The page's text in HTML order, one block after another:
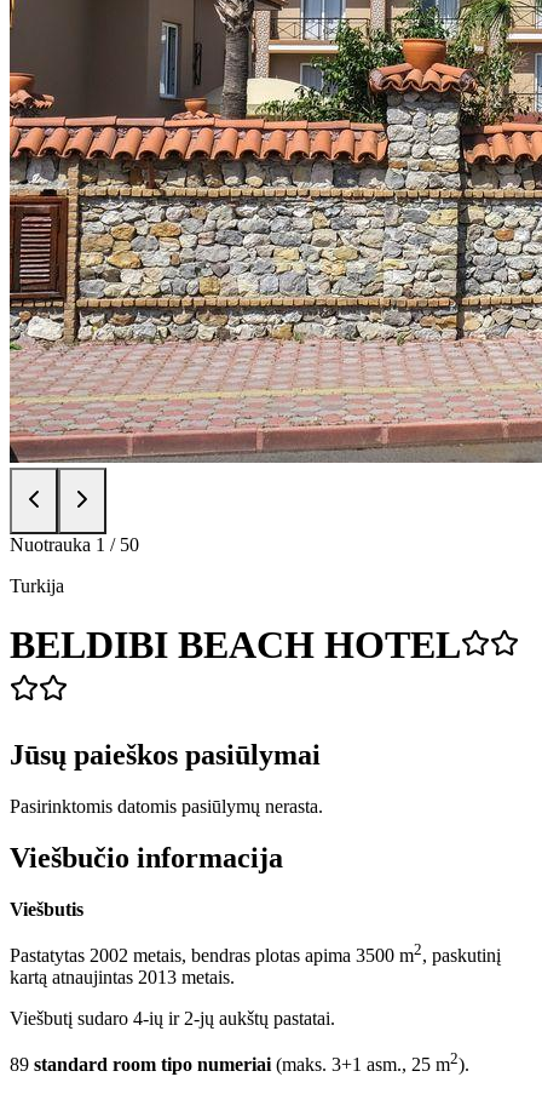
Nuotrauka 1 / 50
Turkija
BELDIBI BEACH HOTEL
Jūsų paieškos pasiūlymai
Pasirinktomis datomis pasiūlymų nerasta.
Viešbučio informacija
Viešbutis
Pastatytas 2002 metais, bendras plotas apima 3500 m2, paskutinį
kartą atnaujintas 2013 metais.
Viešbutį sudaro 4-ių ir 2-jų aukštų pastatai.
89 standard room tipo numeriai (maks. 3+1 asm., 25 m2).